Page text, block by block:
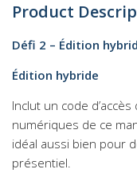
Product
Défi 2 – Édition
Édition hybride
Inclut un code
numériques de ce
idéal aussi bien pour
présentiel.